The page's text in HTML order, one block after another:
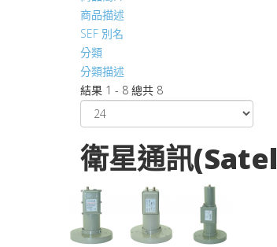
商品描述
SEF 別名
分類
分類描述
結果 1 - 8 總共 8
衛星通訊